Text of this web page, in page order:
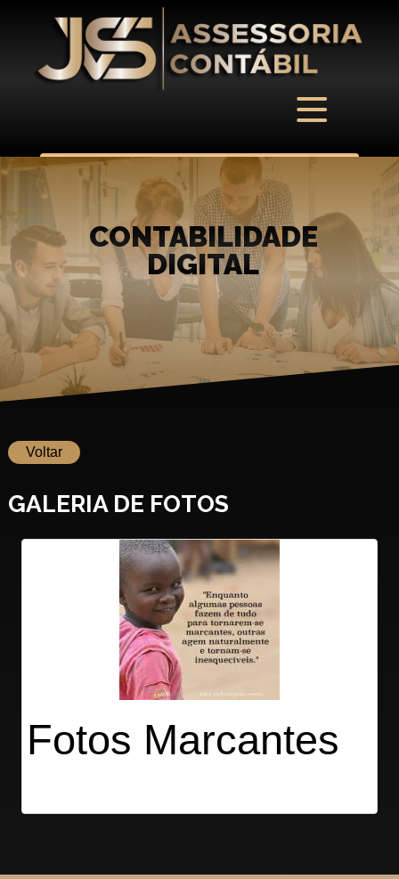
CONTABILIDADE
DIGITAL
Voltar
GALERIA DE FOTOS
Fotos Marcantes